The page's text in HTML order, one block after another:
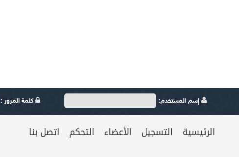
إسم المستخدم: كلمة المرور :
الرئيسية التسجيل الأعضاء التحكم اتصل بنا